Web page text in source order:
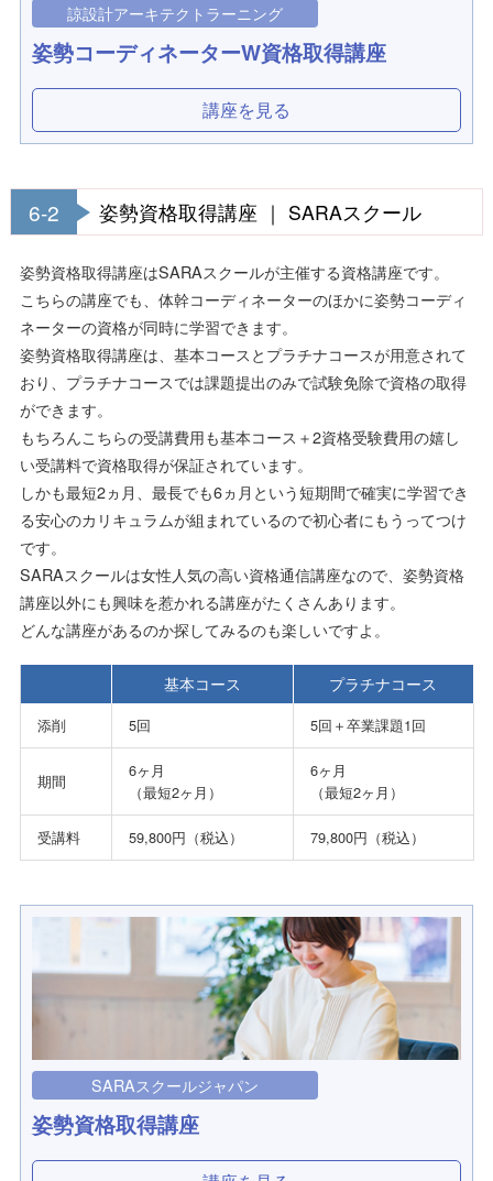
諒設計アーキテクトラーニング
姿勢コーディネーターW資格取得講座
講座を見る
6-2 姿勢資格取得講座 ｜ SARAスクール
姿勢資格取得講座はSARAスクールが主催する資格講座です。
こちらの講座でも、体幹コーディネーターのほかに姿勢コーディ
ネーターの資格が同時に学習できます。
姿勢資格取得講座は、基本コースとプラチナコースが用意されて
おり、プラチナコースでは課題提出のみで試験免除で資格の取得
ができます。
もちろんこちらの受講費用も基本コース＋2資格受験費用の嬉し
い受講料で資格取得が保証されています。
しかも最短2ヵ月、最長でも6ヵ月という短期間で確実に学習でき
る安心のカリキュラムが組まれているので初心者にもうってつけ
です。
SARAスクールは女性人気の高い資格通信講座なので、姿勢資格
講座以外にも興味を惹かれる講座がたくさんあります。
どんな講座があるのか探してみるのも楽しいですよ。
基本コース プラチナコース
添削 5回 5回＋卒業課題1回
期間
6ヶ月
（最短2ヶ月）
6ヶ月
（最短2ヶ月）
受講料 59,800円（税込） 79,800円（税込）
SARAスクールジャパン
姿勢資格取得講座